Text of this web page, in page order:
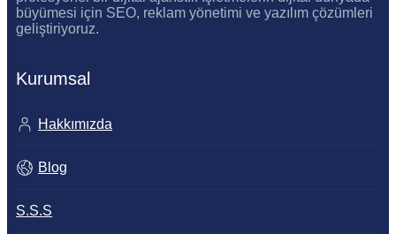
büyümesi için SEO, reklam yönetimi ve yazılım çözümleri
geliştiriyoruz.
Kurumsal
Hakkımızda
Blog
S.S.S